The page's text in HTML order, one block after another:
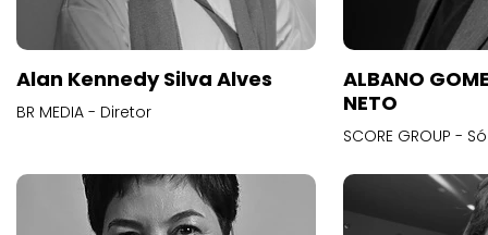
Alan Kennedy Silva Alves
BR MEDIA - Diretor
ALBANO
NETO
SCORE GROUP -